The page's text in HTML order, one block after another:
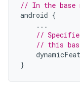
// In the base
android {
...
//
// this
}